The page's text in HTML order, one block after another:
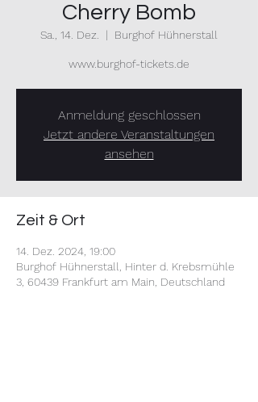
Cherry Bomb
Sa., 14. Dez.
  |
Burghof Hühnerstall
www.burghof-tickets.de
Anmeldung geschlossen
Jetzt andere Veranstaltungen
ansehen
Zeit & Ort
14. Dez. 2024, 19:00
Burghof Hühnerstall, Hinter d. Krebsmühle
3, 60439 Frankfurt am Main, Deutschland